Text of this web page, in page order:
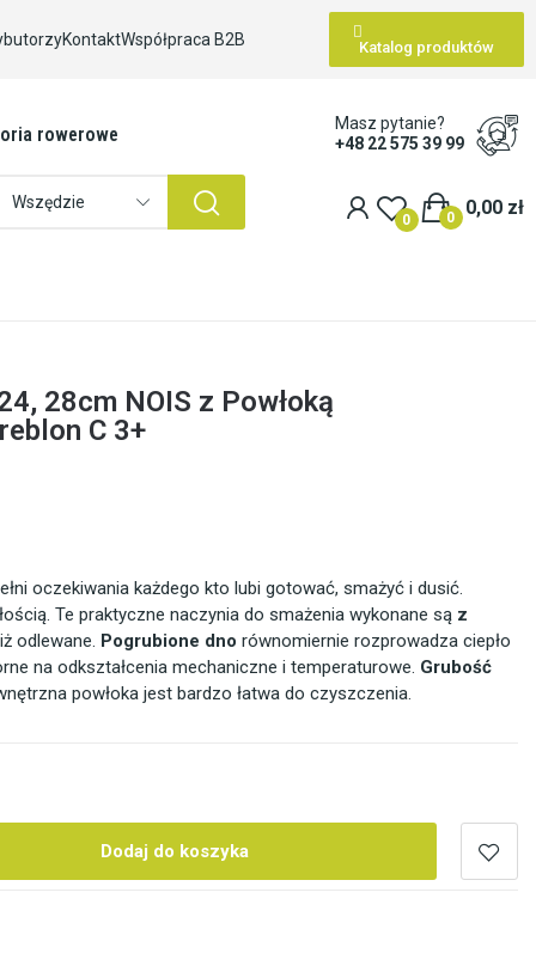
KontaktWspółpraca B2B Katalog produktów
rowerowe
Wszędzie
Masz pytanie?
+48 22 575 39 99
0
0,00 zł
0
28cm NOIS z Powłoką
C 3+
oczekiwania każdego kto lubi gotować, smażyć i dusić.
Te praktyczne naczynia do smażenia wykonane są z
odlewane. Pogrubione dno równomiernie rozprowadza ciepło
na odkształcenia mechaniczne i temperaturowe. Grubość
powłoka jest bardzo łatwa do czyszczenia.
Dodaj do koszyka